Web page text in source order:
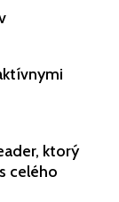
ktorý
celého